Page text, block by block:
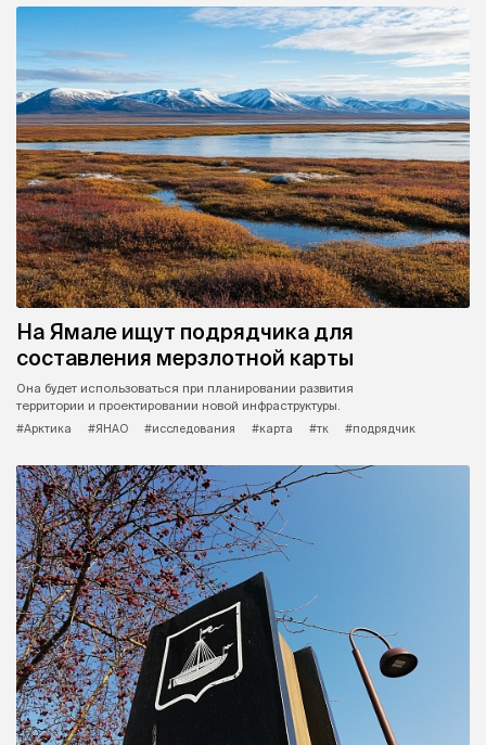
На Ямале ищут подрядчика для
составления мерзлотной карты
Она будет использоваться при планировании развития
территории и проектировании новой инфраструктуры.
#Арктика
#ЯНАО #исследования #карта #тк #подрядчик